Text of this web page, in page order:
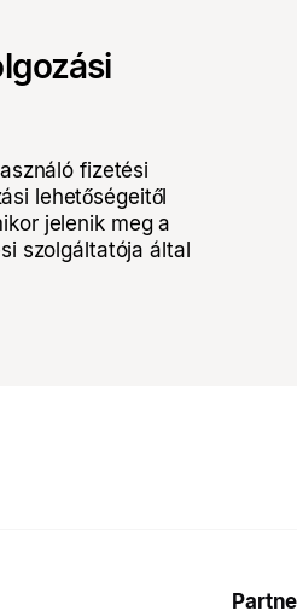
fizetési
lehetőségeitől
jelenik meg a
szolgáltatója által